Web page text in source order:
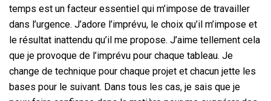
temps est un facteur essentiel qui m’impose de travailler
dans l’urgence. J’adore l’imprévu, le choix qu’il m’impose et
le résultat inattendu qu’il me propose. J’aime tellement cela
que je provoque de l’imprévu pour chaque tableau. Je
change de technique pour chaque projet et chacun jette les
bases pour le suivant. Dans tous les cas, je sais que je